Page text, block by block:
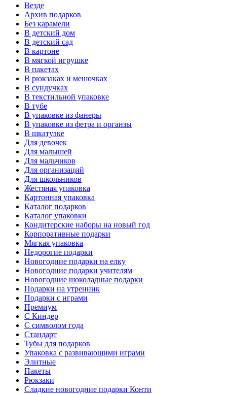
Везде
Архив подарков
Без карамели
В детский дом
В детский сад
В картоне
В мягкой игрушке
В пакетах
В рюкзаках и мешочках
В сундучках
В текстильной упаковке
В тубе
В упаковке из фанеры
В упаковке из фетра и органзы
В шкатулке
Для девочек
Для малышей
Для мальчиков
Для организаций
Для школьников
Жестяная упаковка
Картонная упаковка
Каталог подарков
Каталог упаковки
Кондитерские наборы на новый год
Корпоративные подарки
Мягкая упаковка
Недорогие подарки
Новогодние подарки на елку
Новогодние подарки учителям
Новогодние шоколадные подарки
Подарки на утренник
Подарки с играми
Премиум
С Киндер
С символом года
Стандарт
Тубы для подарков
Упаковка с развивающими играми
Элитные
Пакеты
Рюкзаки
Сладкие новогодние подарки Конти